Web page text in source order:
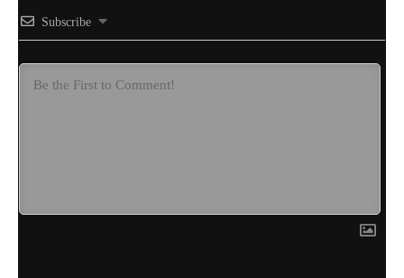
Subscribe